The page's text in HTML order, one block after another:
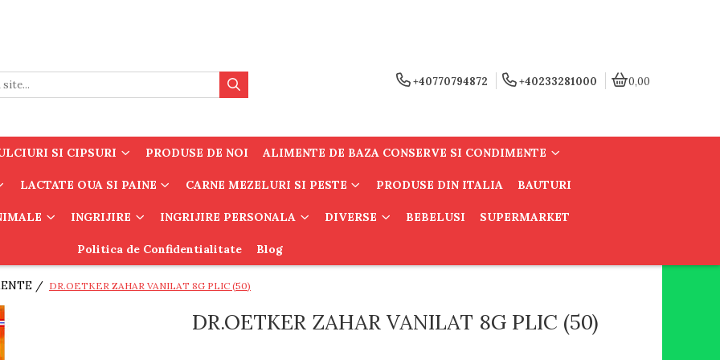
+40770794872 +40233281000 0,00
SI CIPSURI PRODUSE DE NOI ALIMENTE DE BAZA CONSERVE SI CONDIMENTE
LACTATE OUA SI PAINE CARNE MEZELURI SI PESTE PRODUSE DIN ITALIA BAUTURI
INGRIJIRE INGRIJIRE PERSONALA DIVERSE BEBELUSI SUPERMARKET
Politica de Confidentialitate Blog
/ DR.OETKER ZAHAR VANILAT 8G PLIC (50)
DR.OETKER ZAHAR VANILAT 8G PLIC (50)